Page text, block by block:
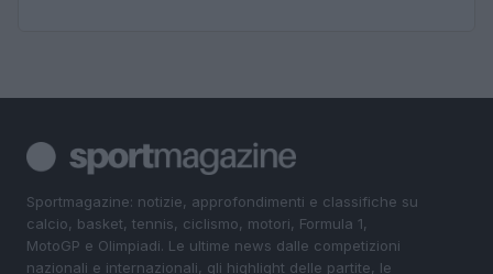
Sportmagazine: notizie, approfondimenti e classifiche su
calcio, basket, tennis, ciclismo, motori, Formula 1,
MotoGP e Olimpiadi. Le ultime news dalle competizioni
nazionali e internazionali, gli highlight delle partite, le